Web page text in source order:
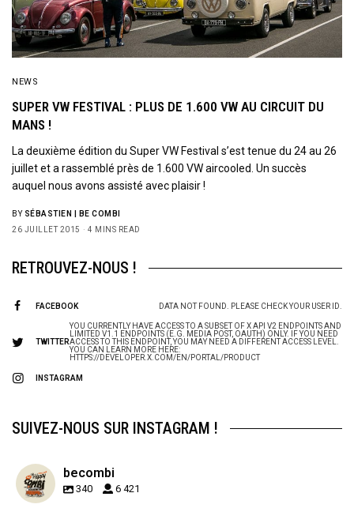
NEWS
SUPER VW FESTIVAL : PLUS DE 1.600 VW AU CIRCUIT DU
MANS !
La deuxième édition du Super VW Festival s’est tenue du 24 au 26
juillet et a rassemblé près de 1.600 VW aircooled. Un succès
auquel nous avons assisté avec plaisir !
BY SÉBASTIEN | BE COMBI
26 JUILLET 2015
4 MINS READ
RETROUVEZ-NOUS !
FACEBOOK DATA NOT FOUND. PLEASE CHECK YOUR USER ID.
TWITTER
YOU CURRENTLY HAVE ACCESS TO A SUBSET OF X API V2 ENDPOINTS AND
LIMITED V1.1 ENDPOINTS (E.G. MEDIA POST, OAUTH) ONLY. IF YOU NEED
ACCESS TO THIS ENDPOINT, YOU MAY NEED A DIFFERENT ACCESS LEVEL.
YOU CAN LEARN MORE HERE:
HTTPS://DEVELOPER.X.COM/EN/PORTAL/PRODUCT
INSTAGRAM
SUIVEZ-NOUS SUR INSTAGRAM !
becombi
340 6 421